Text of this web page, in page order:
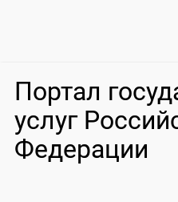
Портал
услуг
Федерации